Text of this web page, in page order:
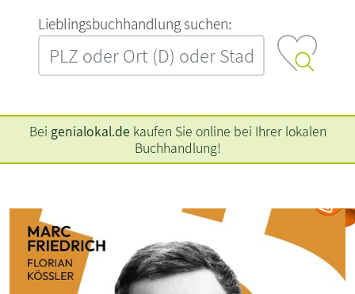
L‍i‍e‍b‍l‍i‍n‍g‍s‍b‍u‍c‍h‍h‍a‍n‍d‍l‍u‍n‍g‍ ‍s‍u‍c‍h‍e‍n‍:‍
Bei genialokal.de kaufen Sie online bei Ihrer lokalen
Buchhandlung!